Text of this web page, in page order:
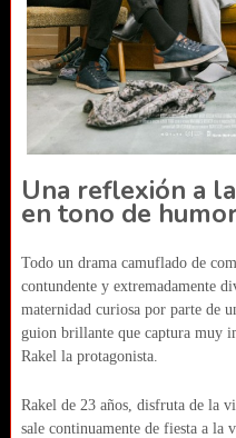
Una reflexión a
en tono de
Todo un drama camuflado de
contundente y extremadamente
maternidad curiosa por parte de
guion brillante que captura muy
Rakel la protagonista.
Rakel de 23 años, disfruta de la
sale continuamente de fiesta a la